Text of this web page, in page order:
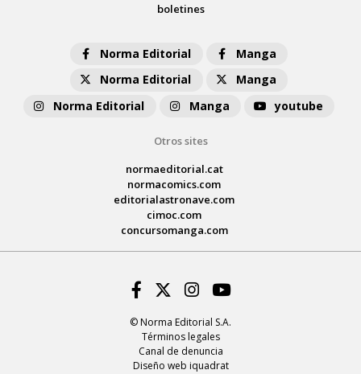
boletines
Norma Editorial
Manga
Norma Editorial
Manga
Norma Editorial
Manga youtube
Otros sites
normaeditorial.cat
normacomics.com
editorialastronave.com
cimoc.com
concursomanga.com
© Norma Editorial S.A.
Términos legales
Canal de denuncia
Diseño web iquadrat
Facebook
Twitter
Instagram
Youtube